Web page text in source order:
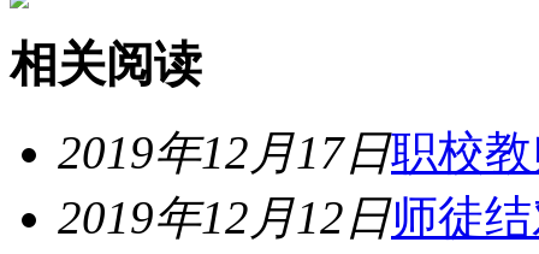
相关阅读
2019年12月17日职校
2019年12月12日师徒